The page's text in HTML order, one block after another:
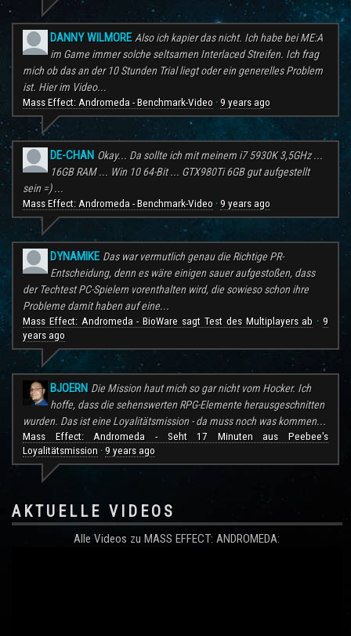
DANNY WILMORE Also ich kapier das nicht. Ich habe bei ME:A
im Game immer solche seltsamen Interlaced Streifen. Ich frag
mich ob das an der 10 Stunden Trial liegt oder ein generelles Problem
ist. Hier im Video...
Mass Effect: Andromeda - Benchmark-Video · 9 years ago
DE-CHAN Okay... Da sollte ich mit meinem i7 5930K 3,5GHz ...
16GB RAM ... Win 10 64-Bit ... GTX980Ti 6GB gut aufgestellt
sein =) ...
Mass Effect: Andromeda - Benchmark-Video · 9 years ago
DYNAMIKE Das war vermutlich genau die Richtige PR-
Entscheidung, denn es wäre einigen sauer aufgestoßen, dass
der Techtest PC-Spielern vorenthalten wird, die sowieso schon ihre
Probleme damit haben auf eine...
Mass Effect: Andromeda - BioWare sagt Test des Multiplayers ab ·9
years ago
BJOERN Die Mission haut mich so gar nicht vom Hocker. Ich
hoffe, dass die sehenswerten RPG-Elemente herausgeschnitten
wurden. Das ist eine Loyalitätsmission - da muss noch was kommen...
Mass Effect: Andromeda - Seht 17 Minuten aus Peebee's
Loyalitätsmission · 9 years ago
AKTUELLE VIDEOS
Alle Videos zu MASS EFFECT: ANDROMEDA: